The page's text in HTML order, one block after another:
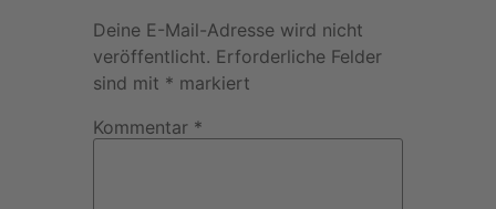
Deine E-Mail-Adresse wird nicht
veröffentlicht. Erforderliche Felder
sind mit * markiert
Kommentar *